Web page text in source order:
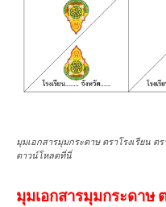
มุมเอกสารมุมกระดาษ ตราโรงเรียน
ดาวน์โหลดที่นี่
มุมเอกสารมุมกระดาษ